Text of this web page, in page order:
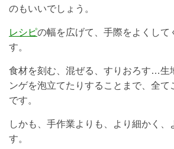
のもいいでしょう。
レシピの幅を広げて、手際をよくして
す。
食材を刻む、混ぜる、すりおろす…生
ンゲを泡立てたりすることまで、全て
です。
しかも、手作業よりも、より細かく、
す。